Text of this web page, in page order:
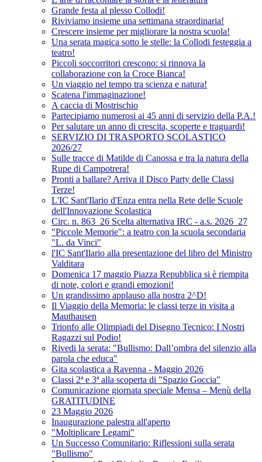
Grande festa al plesso Collodi!
Riviviamo insieme una settimana straordinaria!
Crescere insieme per migliorare la nostra scuola!
Una serata magica sotto le stelle: la Collodi festeggia a
teatro!
Piccoli soccorritori crescono: si rinnova la
collaborazione con la Croce Bianca!
Un viaggio nel tempo tra scienza e natura!
Scatena l'immaginazione!
A caccia di Mostrischio
Partecipiamo numerosi ai 45 anni di servizio della P.A.!
Per salutare un anno di crescita, scoperte e traguardi!
SERVIZIO DI TRASPORTO SCOLASTICO
2026/27
Sulle tracce di Matilde di Canossa e tra la natura della
Rupe di Campotrera!
Pronti a ballare? Arriva il Disco Party delle Classi
Terze!
L'IC Sant'Ilario d'Enza entra nella Rete delle Scuole
dell'Innovazione Scolastica
Circ. n. 863_26 Scelta alternativa IRC - a.s. 2026_27
"Piccole Memorie": a teatro con la scuola secondaria
"L. da Vinci"
l'IC Sant'Ilario alla presentazione del libro del Ministro
Valditara
Domenica 17 maggio Piazza Repubblica si è riempita
di note, colori e grandi emozioni!
Un grandissimo applauso alla nostra 2^D!
Il Viaggio della Memoria: le classi terze in visita a
Mauthausen
Trionfo alle Olimpiadi del Disegno Tecnico: I Nostri
Ragazzi sul Podio!
Rivedi la serata: "Bullismo: Dall’ombra del silenzio alla
parola che educa"
Gita scolastica a Ravenna - Maggio 2026
Classi 2ª e 3ª alla scoperta di "Spazio Goccia"
Comunicazione giornata speciale Mensa – Menù della
GRATITUDINE
23 Maggio 2026
Inaugurazione palestra all'aperto
"Moltiplicare Legami"
Un Successo Comunitario: Riflessioni sulla serata
"Bullismo"